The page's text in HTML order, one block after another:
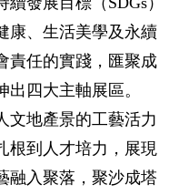
康、生活美學及永續
責任的實踐，匯聚成
四大主軸展區。
文地產景的工藝活力
根到人才培力，展現
融入聚落，聚沙成塔